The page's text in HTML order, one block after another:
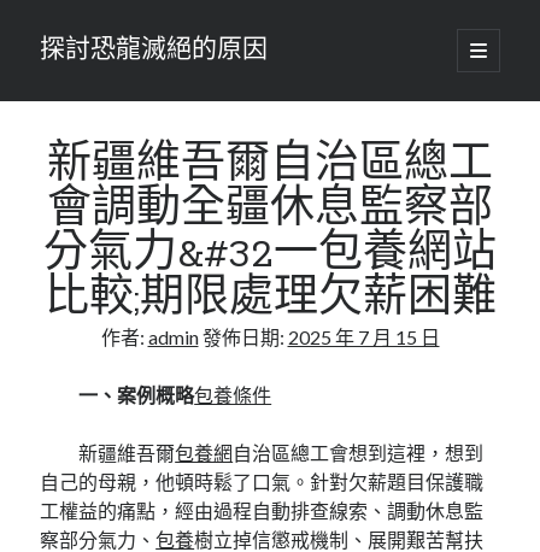
探討恐龍滅絕的原因
開
啟
要
單
新疆維吾爾自治區總工
會調動全疆休息監察部
分氣力&#32一包養網站
比較;期限處理欠薪困難
作者: admin發佈日期: 2025 年 7 月 15 日
一、案例概略包養條件
新疆維吾爾包養網自治區總工會想到這裡，想到
自己的母親，他頓時鬆了口氣。針對欠薪題目保護職
工權益的痛點，經由過程自動排查線索、調動休息監
察部分氣力、包養樹立掉信懲戒機制、展開艱苦幫扶